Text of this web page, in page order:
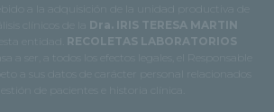
a la adquisición de la unidad productiva de
clínicos de la
Dra. IRIS TERESA MARTIN
entidad. RECOLETAS LABORATORIOS
a ser, a todos los efectos legales, el Responsable
a sus datos de carácter personal relacionados
de pacientes e historia clínica.